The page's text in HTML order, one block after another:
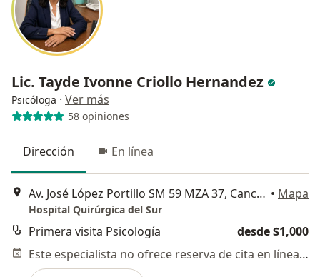
Lic. Tayde Ivonne Criollo Hernandez
Psicóloga · Ver más
58 opiniones
Dirección En línea
Av. José López Portillo SM 59 MZA 37, Cancun • Mapa
Hospital Quirúrgica del Sur
Primera visita Psicología
desde $1,000
Este especialista no ofrece reserva de cita en línea en esta dirección.